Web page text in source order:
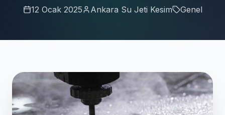
12 Ocak 2025 Ankara Su Jeti Kesim Genel